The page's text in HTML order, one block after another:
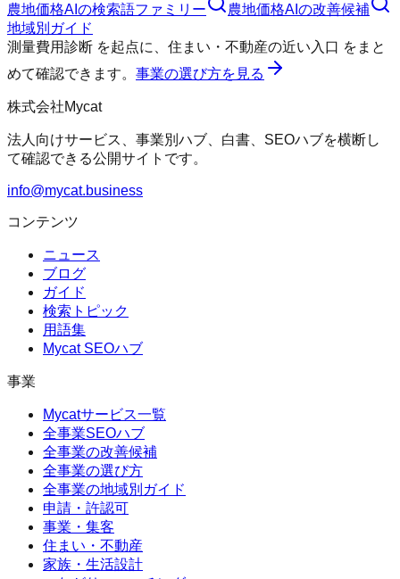
農地価格AI の検索語ファミリー 農地価格AI の改善候補
地域別ガイド
測量費用診断 を起点に、 住まい・不動産の近い入口 をまと
めて確認できます。 事業の選び方を見る
株式会社Mycat
法人向けサービス、事業別ハブ、白書、SEOハブを横断し
て確認できる公開サイトです。
info@mycat.business
コンテンツ
ニュース
ブログ
ガイド
検索トピック
用語集
Mycat SEOハブ
事業
Mycatサービス一覧
全事業SEOハブ
全事業の改善候補
全事業の選び方
全事業の地域別ガイド
申請・許認可
事業・集客
住まい・不動産
家族・生活設計